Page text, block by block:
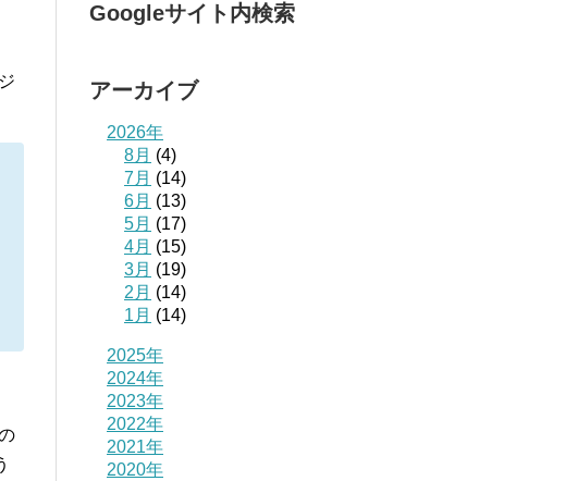
Googleサイト内検索
アーカイブ
2026年
8月 (4)
7月 (14)
6月 (13)
5月 (17)
4月 (15)
3月 (19)
2月 (14)
1月 (14)
2025年
2024年
2023年
2022年
2021年
2020年